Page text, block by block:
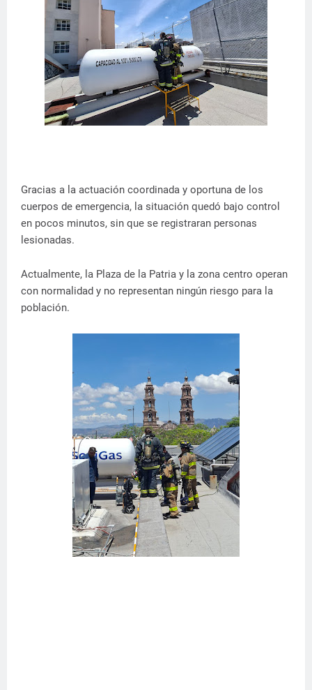
Gracias a la actuación coordinada y oportuna de los
cuerpos de emergencia, la situación quedó bajo control
en pocos minutos, sin que se registraran personas
lesionadas.
Actualmente, la Plaza de la Patria y la zona centro operan
con normalidad y no representan ningún riesgo para la
población.